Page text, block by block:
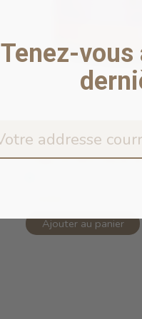
Copy of 96% Duck
Ajouter au panier
Tenez-vous